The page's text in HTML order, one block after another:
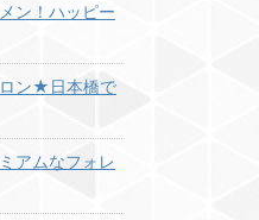
ン！ハッピー
ロン★日本橋で
アムなフォレ